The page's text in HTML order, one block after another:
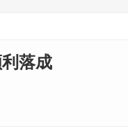
落成